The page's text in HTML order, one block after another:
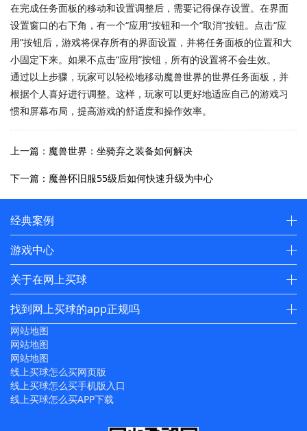
在完成任务面板的移动和设置调整后，需要记得保存设置。在界面
设置窗口的右下角，有一个“应用”按钮和一个“取消”按钮。点击“应
用”按钮后，游戏将保存所有的界面设置，并将任务面板的位置和大
小固定下来。如果不点击“应用”按钮，所有的设置将不会生效。
通过以上步骤，玩家可以轻松地移动魔兽世界的世界任务面板，并
根据个人喜好进行调整。这样，玩家可以更好地适应自己的游戏习
惯和屏幕布局，提高游戏的舒适度和操作效率。
上一篇：魔兽世界：坐骑弃之装备如何解决
下一篇：魔兽怀旧服55级后如何快速升级为中心
经典案例
游戏中心
关于在网上买球
找到网上买球的app正规吗
网站地图
网站地图
网站地图
线上买球怎么买网页版
线上买球怎么买手机版入口
线上买球怎么买APP下载